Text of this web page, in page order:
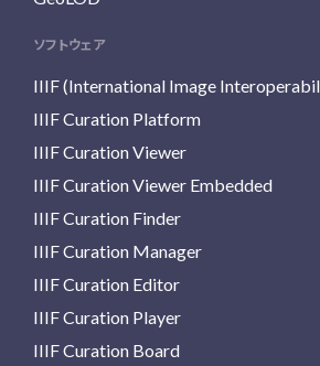
ソフトウェア
IIIF (International Image
IIIF Curation Platform
IIIF Curation Viewer
IIIF Curation Viewer Embedded
IIIF Curation Finder
IIIF Curation Manager
IIIF Curation Editor
IIIF Curation Player
IIIF Curation Board